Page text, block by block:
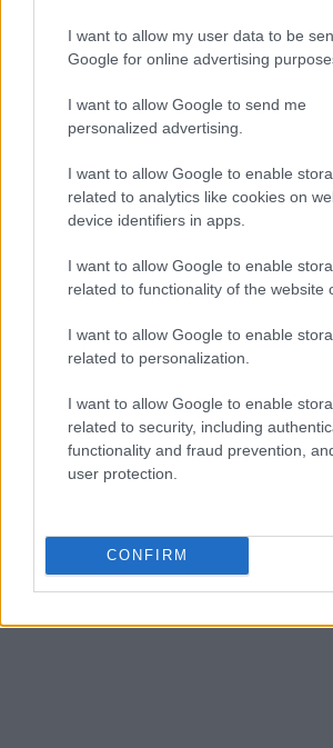
I want to allow my user data to be
Google for online advertising
I want to allow Google to send me
personalized advertising.
I want to allow Google to enable
related to analytics like cookies on
device identifiers in apps.
I want to allow Google to enable
related to functionality of the website
I want to allow Google to enable
related to personalization.
I want to allow Google to enable
related to security, including
functionality and fraud prevention,
user protection.
CONFIRM
Galliani spiega il colpo
"Con i mezzi tecnici e fisici che possiede
molto di più" sottolinea.
Redazione Sport Magazine · 5 Dic 2020